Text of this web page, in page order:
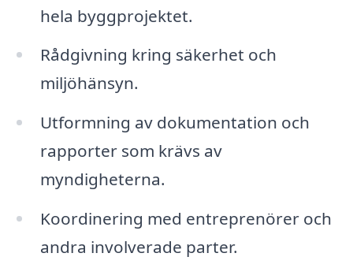
hela byggprojektet.
Rådgivning kring säkerhet och
miljöhänsyn.
Utformning av dokumentation och
rapporter som krävs av
myndigheterna.
Koordinering med entreprenörer och
andra involverade parter.